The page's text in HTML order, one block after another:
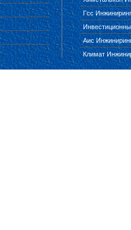
Гсс Инжиниринг
Аис
Климат